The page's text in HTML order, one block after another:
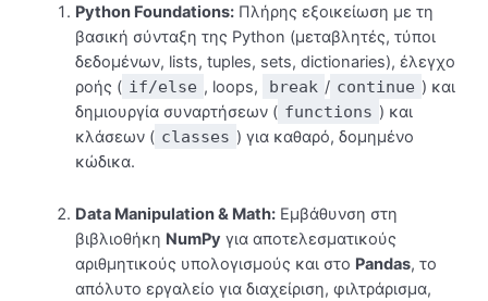
Κάνε Join τον Discord Server
Mini Εκπαιδευτική Καθόδηγηση μόνο για τους
μαθητές μας
[SOS: Για προβολή των βίντεο] Ενεργοποίηση
Cookies Εμπορικής Προώθησης
Τελευταία λόγια και… ξεκινάμε!
Αρχική Αξιολόγηση Γνώσεων
Python Foundations: Πλήρης εξοικείωση με τη
βασική σύνταξη της Python (μεταβλητές, τύποι
δεδομένων, lists, tuples, sets, dictionaries), έλεγχο
ροής ( if/else , loops, break / continue ) και
δημιουργία συναρτήσεων ( functions ) και
κλάσεων ( classes ) για καθαρό, δομημένο
κώδικα.
Data Manipulation & Math: Εμβάθυνση στη
βιβλιοθήκη NumPy για αποτελεσματικούς
αριθμητικούς υπολογισμούς και στο Pandas, το
απόλυτο εργαλείο για διαχείριση, φιλτράρισμα,